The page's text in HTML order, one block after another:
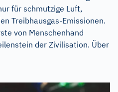
für schmutzige Luft,
Treibhausgas-Emissionen.
von Menschenhand
der Zivilisation. Über